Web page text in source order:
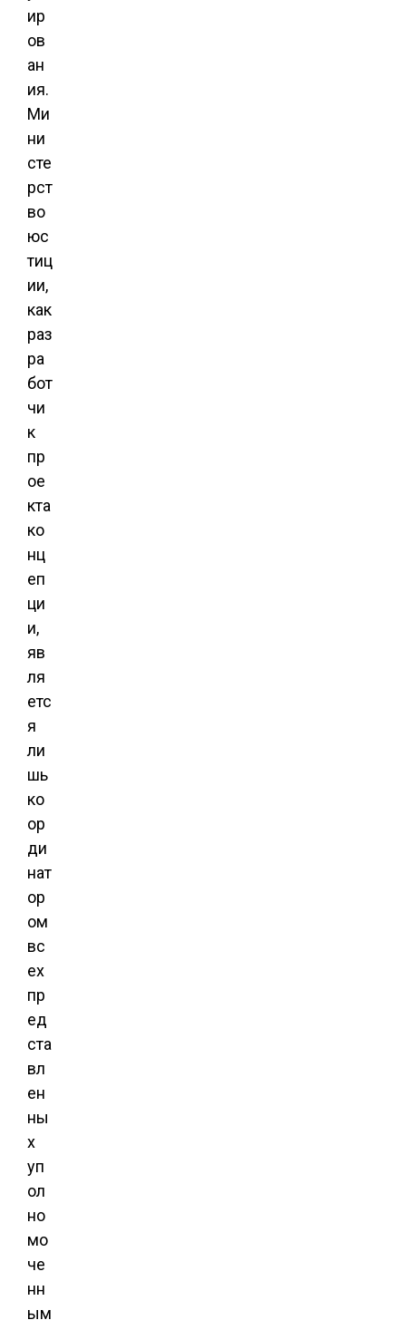
ир
ов
ан
ия.
Ми
ни
сте
рст
во
юс
тиц
ии,
как
раз
ра
бот
чи
к
пр
ое
кта
ко
нц
еп
ци
и,
яв
ля
етс
я
ли
шь
ко
ор
ди
нат
ор
ом
вс
ех
пр
ед
ста
вл
ен
ны
х
уп
ол
но
мо
че
нн
ым